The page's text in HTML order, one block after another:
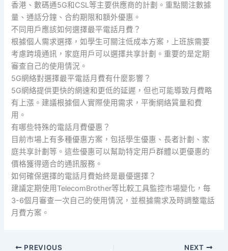
香港、數碼通5G和CSL等主要供應商的計劃。重點關注數據
量、通話分鐘、合約期限和額外優惠。
不同用戶應該如何選擇最平電話月費？
根據個人需求選擇，如學生可關注低成本方案，上班族需要
考慮跨境通訊，家庭用戶可以選擇共享計劃。重要的是定期
審查自己的使用情況。
5G網絡對選擇最平電話月費有什麼影響？
5G網絡提供更快的網速和更低的延遲，但也可能導致月費略
有上漲。建議根據個人實際使用需求，平衡網絡質量和費
用。
有哪些特殊的電話月費優惠？
目前市場上有多種優惠方案，包括學生優惠、長者計劃、家
庭共享計劃等。這些優惠可以幫助特定用戶群體以更優惠的
價格獲得適合的通訊服務。
如何確保選擇的電話月費始終是最優選擇？
建議定期使用TelecomBrother等比較工具監控市場變化，每
3-6個月審查一次自己的使用情況，並根據需求及時調整電話
月費方案。
PREVIOUS NEXT